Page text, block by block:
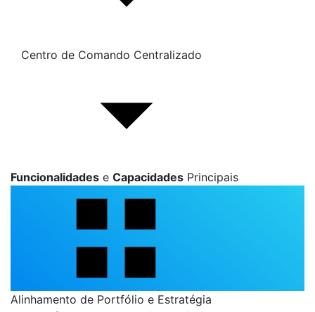
Centro de Comando Centralizado
Funcionalidades e Capacidades Principais
Alinhamento de Portfólio e Estratégia